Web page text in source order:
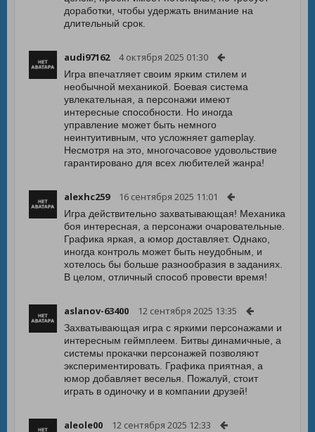
доработки, чтобы удержать внимание на
длительный срок.
audi97162 4 октября 2025 01:30
Игра впечатляет своим ярким стилем и
необычной механикой. Боевая система
увлекательная, а персонажи имеют
интересные способности. Но иногда
управление может быть немного
неинтуитивным, что усложняет gameplay.
Несмотря на это, многочасовое удовольствие
гарантировано для всех любителей жанра!
alexhc259 16 сентября 2025 11:01
Игра действительно захватывающая! Механика
боя интересная, а персонажи очаровательные.
Графика яркая, а юмор доставляет. Однако,
иногда контроль может быть неудобным, и
хотелось бы больше разнообразия в заданиях.
В целом, отличный способ провести время!
aslanov-63400 12 сентября 2025 13:35
Захватывающая игра с яркими персонажами и
интересным геймплеем. Битвы динамичные, а
системы прокачки персонажей позволяют
экспериментировать. Графика приятная, а
юмор добавляет веселья. Пожалуй, стоит
играть в одиночку и в компании друзей!
aleole00 12 сентября 2025 12:33